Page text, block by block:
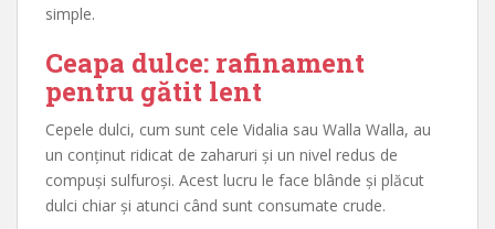
simple.
Ceapa dulce: rafinament
pentru gătit lent
Cepele dulci, cum sunt cele Vidalia sau Walla Walla, au
un conținut ridicat de zaharuri și un nivel redus de
compuși sulfuroși. Acest lucru le face blânde și plăcut
dulci chiar și atunci când sunt consumate crude.